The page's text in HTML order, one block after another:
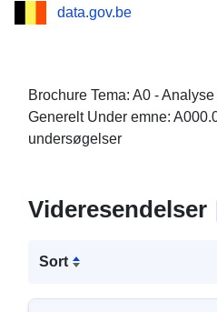
data.gov.be
Brochure Tema: A0 -
Generelt Under emne:
undersøgelser
Videresendelser
Sort